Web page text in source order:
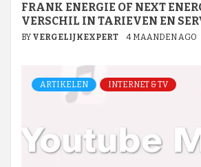
FRANK ENERGIE OF NEXT
VERSCHIL IN TARIEVEN EN
BY VERGELIJKEXPERT 4 MAANDEN AGO
ARTIKELEN INTERNET & TV